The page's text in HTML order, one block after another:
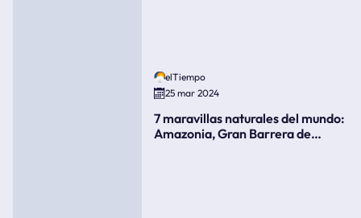
elTiempo
25 mar 2024
7 maravillas naturales del mundo:
Amazonia, Gran Barrera de